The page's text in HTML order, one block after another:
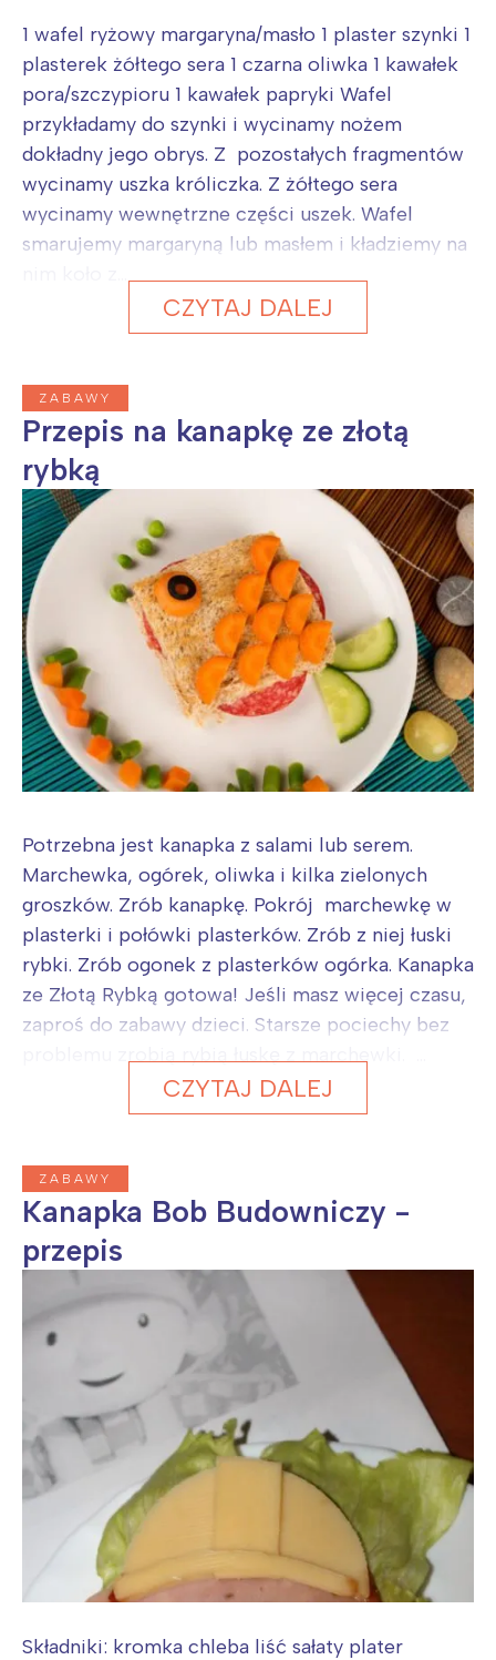
1 wafel ryżowy margaryna/masło 1 plaster szynki 1
plasterek żółtego sera 1 czarna oliwka 1 kawałek
pora/szczypioru 1 kawałek papryki Wafel
przykładamy do szynki i wycinamy nożem
dokładny jego obrys. Z pozostałych fragmentów
wycinamy uszka króliczka. Z żółtego sera
wycinamy wewnętrzne części uszek. Wafel
smarujemy margaryną lub masłem i kładziemy na
CZYTAJ DALEJ
ZABAWY
Przepis na kanapkę ze złotą
rybką
Potrzebna jest kanapka z salami lub serem.
Marchewka, ogórek, oliwka i kilka zielonych
groszków. Zrób kanapkę. Pokrój marchewkę w
plasterki i połówki plasterków. Zrób z niej łuski
rybki. Zrób ogonek z plasterków ogórka. Kanapka
ze Złotą Rybką gotowa! Jeśli masz więcej czasu,
zaproś do zabawy dzieci. Starsze pociechy bez
CZYTAJ DALEJ
ZABAWY
Kanapka Bob Budowniczy -
przepis
Składniki: kromka chleba liść sałaty plater